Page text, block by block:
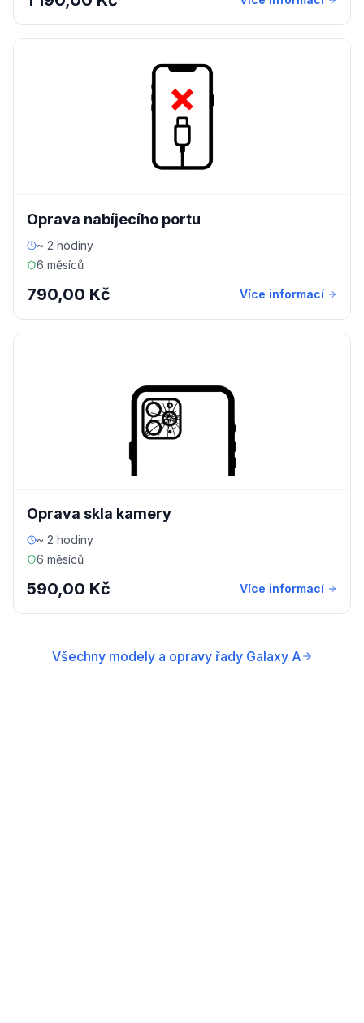
Oprava nabíjecího portu
~ 2 hodiny
6 měsíců
790,00 Kč Více informací
Oprava skla kamery
~ 2 hodiny
6 měsíců
590,00 Kč Více informací
Všechny modely a opravy řady Galaxy A